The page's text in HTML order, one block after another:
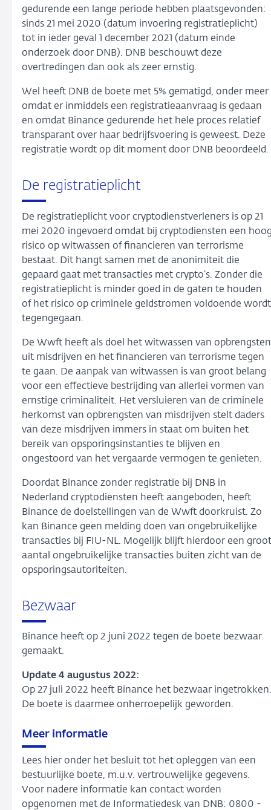
gedurende een lange periode hebben plaatsgevonden:
sinds 21 mei 2020 (datum invoering registratieplicht)
tot in ieder geval 1 december 2021 (datum einde
onderzoek door DNB). DNB beschouwt deze
overtredingen dan ook als zeer ernstig.
Wel heeft DNB de boete met 5% gematigd, onder meer
omdat er inmiddels een registratieaanvraag is gedaan
en omdat Binance gedurende het hele proces relatief
transparant over haar bedrijfsvoering is geweest. Deze
registratie wordt op dit moment door DNB beoordeeld.
De registratieplicht
De registratieplicht voor cryptodienstverleners is op 21
mei 2020 ingevoerd omdat bij cryptodiensten een
risico op witwassen of financieren van terrorisme
bestaat. Dit hangt samen met de anonimiteit die
gepaard gaat met transacties met crypto’s. Zonder die
registratieplicht is minder goed in de gaten te houden
of het risico op criminele geldstromen voldoende wordt
tegengegaan.
De Wwft heeft als doel het witwassen van opbrengsten
uit misdrijven en het financieren van terrorisme tegen
te gaan. De aanpak van witwassen is van groot belang
voor een effectieve bestrijding van allerlei vormen van
ernstige criminaliteit. Het versluieren van de criminele
herkomst van opbrengsten van misdrijven stelt daders
van deze misdrijven immers in staat om buiten het
bereik van opsporingsinstanties te blijven en
ongestoord van het vergaarde vermogen te genieten.
Doordat Binance zonder registratie bij DNB in
Nederland cryptodiensten heeft aangeboden, heeft
Binance de doelstellingen van de Wwft doorkruist. Zo
kan Binance geen melding doen van ongebruikelijke
transacties bij FIU-NL. Mogelijk blijft hierdoor een groot
aantal ongebruikelijke transacties buiten zicht van de
opsporingsautoriteiten.
Bezwaar
Binance heeft op 2 juni 2022 tegen de boete bezwaar
gemaakt.
Update 4 augustus 2022:
Op 27 juli 2022 heeft Binance het bezwaar ingetrokken.
De boete is daarmee onherroepelijk geworden.
Meer informatie
Lees hier onder het besluit tot het opleggen van een
bestuurlijke boete, m.u.v. vertrouwelijke gegevens.
Voor nadere informatie kan contact worden
opgenomen met de Informatiedesk van DNB: 0800 -